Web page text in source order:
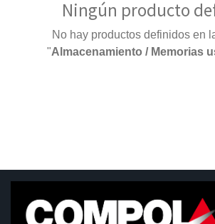
Ningún producto
No hay productos definidos en
"Almacenamiento / Memorias